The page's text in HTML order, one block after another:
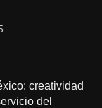
creatividad
del